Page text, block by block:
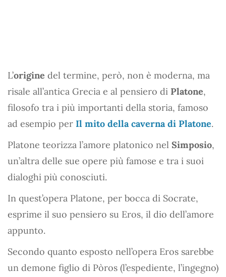
L’origine del termine, però, non è moderna, ma
risale all’antica Grecia e al pensiero di Platone,
filosofo tra i più importanti della storia, famoso
ad esempio per Il mito della caverna di Platone.
Platone teorizza l’amore platonico nel Simposio,
un’altra delle sue opere più famose e tra i suoi
dialoghi più conosciuti.
In quest’opera Platone, per bocca di Socrate,
esprime il suo pensiero su Eros, il dio dell’amore
appunto.
Secondo quanto esposto nell’opera Eros sarebbe
un demone figlio di Pòros (l’espediente, l’ingegno)